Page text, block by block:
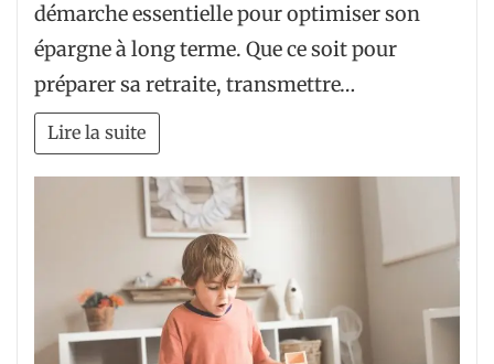
démarche essentielle pour optimiser son
épargne à long terme. Que ce soit pour
préparer sa retraite, transmettre…
Lire la suite